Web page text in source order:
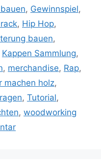
, Gewinnspiel,
, Hip Hop,
bauen,
Kappen Sammlung,
, merchandise, Rap,
machen holz,
, Tutorial,
, woodworking